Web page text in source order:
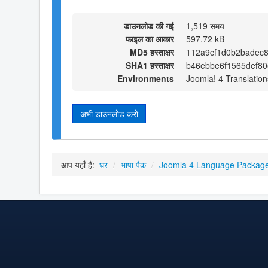
डाउनलोड की गई
1,519 समय
फाइल का आकार
597.72 kB
MD5 हस्ताक्षर
SHA1 हस्ताक्षर
Environments
Joomla! 4
अभी डाउनलोड करो
आप यहाँ हैं: घर / भाषा पैक / Joomla 4 Language